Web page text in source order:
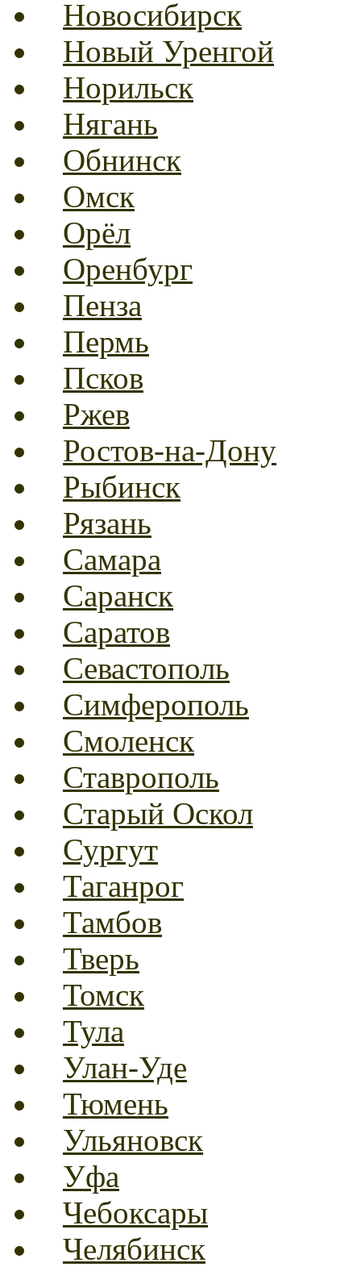
Новосибирск
Новый Уренгой
Норильск
Нягань
Обнинск
Омск
Орёл
Оренбург
Пенза
Пермь
Псков
Ржев
Ростов-на-Дону
Рыбинск
Рязань
Самара
Саранск
Саратов
Севастополь
Симферополь
Смоленск
Ставрополь
Старый Оскол
Сургут
Таганрог
Тамбов
Тверь
Томск
Тула
Улан-Уде
Тюмень
Ульяновск
Уфа
Чебоксары
Челябинск